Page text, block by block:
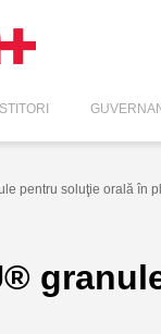
pentru soluţie orală în